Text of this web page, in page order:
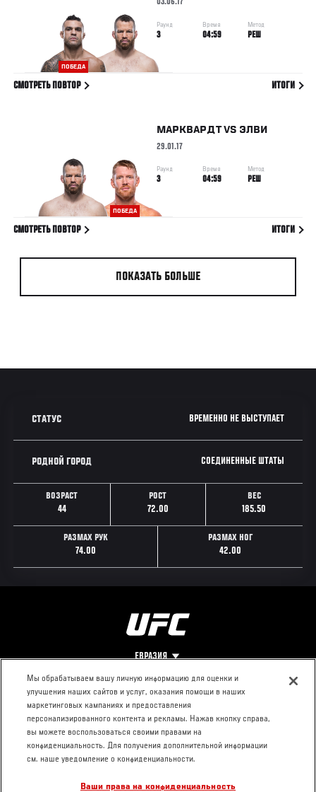
ПОБЕДА
03.06.17
Раунд
3
Время
04:59
Метод
РЕШ
СМОТРЕТЬ ПОВТОР ИТОГИ
ПОБЕДА
МАРКВАРДТVS ЭЛВИ
29.01.17
Раунд
3
Время
04:59
Метод
РЕШ
СМОТРЕТЬ ПОВТОР ИТОГИ
ПОКАЗАТЬ БОЛЬШЕ
СТАТУС ВРЕМЕННО НЕ ВЫСТУПАЕТ
РОДНОЙ ГОРОД СОЕДИНЕННЫЕ ШТАТЫ
ВОЗРАСТ
44
РОСТ
72.00
ВЕС
185.50
РАЗМАХ РУК
74.00
РАЗМАХ НОГ
42.00
ЕВРАЗИЯ
Footer
О UFC
Про ММА
Социальная
ответственность
КОНТАКТЫ
Пресс-центр
Условия
использования
Мы обрабатываем вашу личную информацию для оценки и
улучшения наших сайтов и услуг, оказания помощи в наших
маркетинговых кампаниях и предоставления
персонализированного контента и рекламы. Нажав кнопку справа,
вы можете воспользоваться своими правами на
конфиденциальность. Для получения дополнительной информации
см. наше уведомление о конфиденциальности.
Ваши права на конфиденциальность